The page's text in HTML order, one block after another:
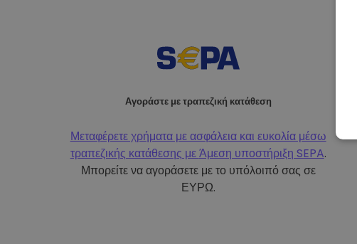
Αγοράστε με τραπεζική κατάθεση
Μεταφέρετε χρήματα με ασφάλεια και ευκολία μέσω
τραπεζικής κατάθεσης μεΆμεση υποστήριξη SEPA.
Μπορείτε να αγοράσετε με το υπόλοιπό σας σε
ΕΥΡΩ.